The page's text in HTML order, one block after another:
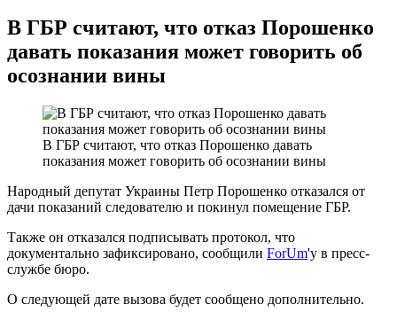
В ГБР считают, что отказ Порошенко
давать показания может говорить об
осознании вины
В ГБР считают, что отказ Порошенко давать
показания может говорить об осознании вины
Народный депутат Украины Петр Порошенко отказался от
дачи показаний следователю и покинул помещение ГБР.
Также он отказался подписывать протокол, что
документально зафиксировано, сообщили ForUm'у в пресс-
службе бюро.
О следующей дате вызова будет сообщено дополнительно.